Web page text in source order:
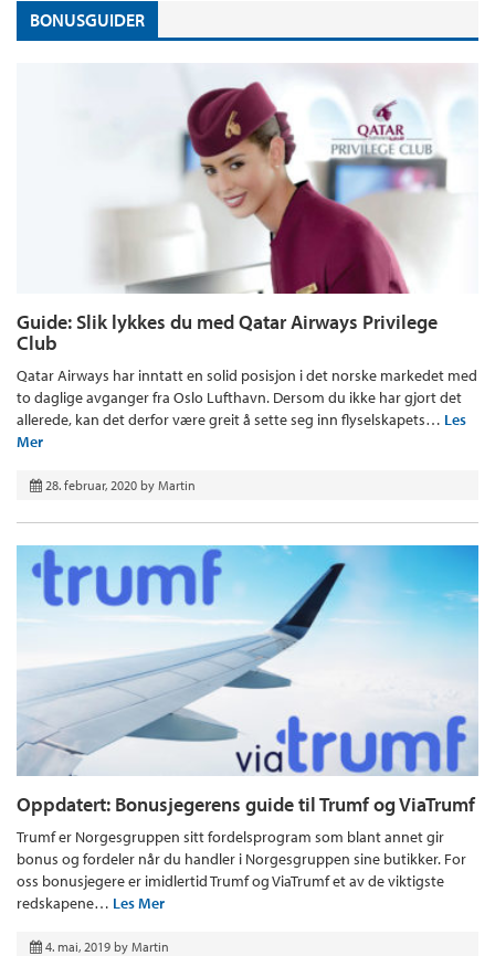
BONUSGUIDER
Guide: Slik lykkes du med Qatar Airways Privilege
Club
Qatar Airways har inntatt en solid posisjon i det norske markedet med
to daglige avganger fra Oslo Lufthavn. Dersom du ikke har gjort det
allerede, kan det derfor være greit å sette seg inn flyselskapets… Les
Mer
28. februar, 2020 by Martin
Oppdatert: Bonusjegerens guide til Trumf og ViaTrumf
Trumf er Norgesgruppen sitt fordelsprogram som blant annet gir
bonus og fordeler når du handler i Norgesgruppen sine butikker. For
oss bonusjegere er imidlertid Trumf og ViaTrumf et av de viktigste
redskapene… Les Mer
4. mai, 2019 by Martin